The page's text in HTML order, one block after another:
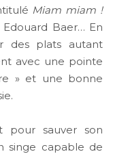
Miam miam !
Baer… En
des plats autant
avec une pointe
» et une bonne
pour sauver son
singe capable de